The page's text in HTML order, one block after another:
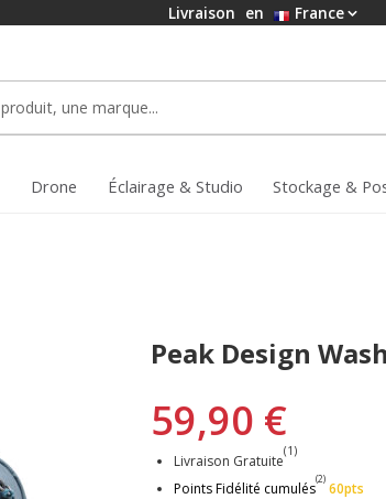
Livraison en France
Drone Éclairage & Studio Stockage &
Peak Design
59,90 €
Livraison Gratuite
(1)
Points Fidélité cumulés
(2)
60pts